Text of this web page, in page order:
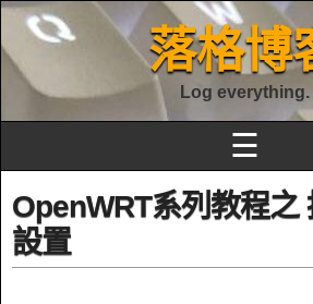
落格博
Log everything.
☰
OpenWRT系列教程之
設置